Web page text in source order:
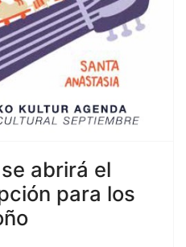
abrirá el
para los